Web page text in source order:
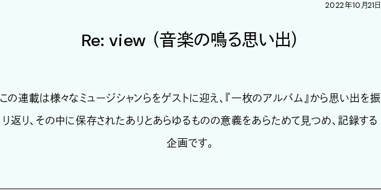
2022年10月21日
Re: view （音楽の鳴る思い出）
この連載は様々なミュージシャンらをゲストに迎え、『一枚のアルバム』から思い出を振
り返り、その中に保存されたありとあらゆるものの意義をあらためて見つめ、記録する
企画です。